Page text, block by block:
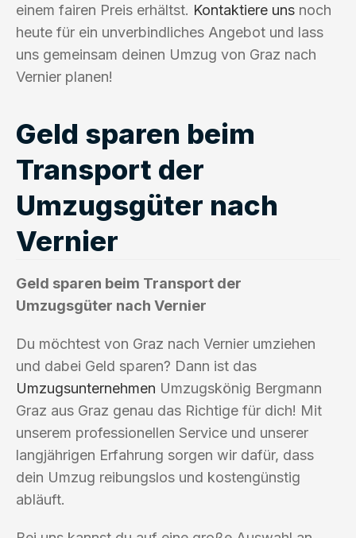
einem fairen Preis erhältst. Kontaktiere uns noch
heute für ein unverbindliches Angebot und lass
uns gemeinsam deinen Umzug von Graz nach
Vernier planen!
Geld sparen beim
Transport der
Umzugsgüter nach
Vernier
Geld sparen beim Transport der
Umzugsgüter nach Vernier
Du möchtest von Graz nach Vernier umziehen
und dabei Geld sparen? Dann ist das
Umzugsunternehmen Umzugskönig Bergmann
Graz aus Graz genau das Richtige für dich! Mit
unserem professionellen Service und unserer
langjährigen Erfahrung sorgen wir dafür, dass
dein Umzug reibungslos und kostengünstig
abläuft.